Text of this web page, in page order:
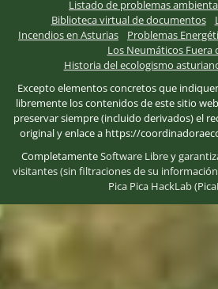
Listado de problemas
Biblioteca virtual de documentos
Incendios en Asturias
Problemas
Los Neumáticos Fuera
Historia del ecologismo
Excepto elementos concretos que
libremente los contenidos de este sitio
preservar siempre (incluido derivados) el
original y enlace a https://
CompletamenteSoftware Librey
visitantes (sin filtraciones de su
Pica Pica HackLab